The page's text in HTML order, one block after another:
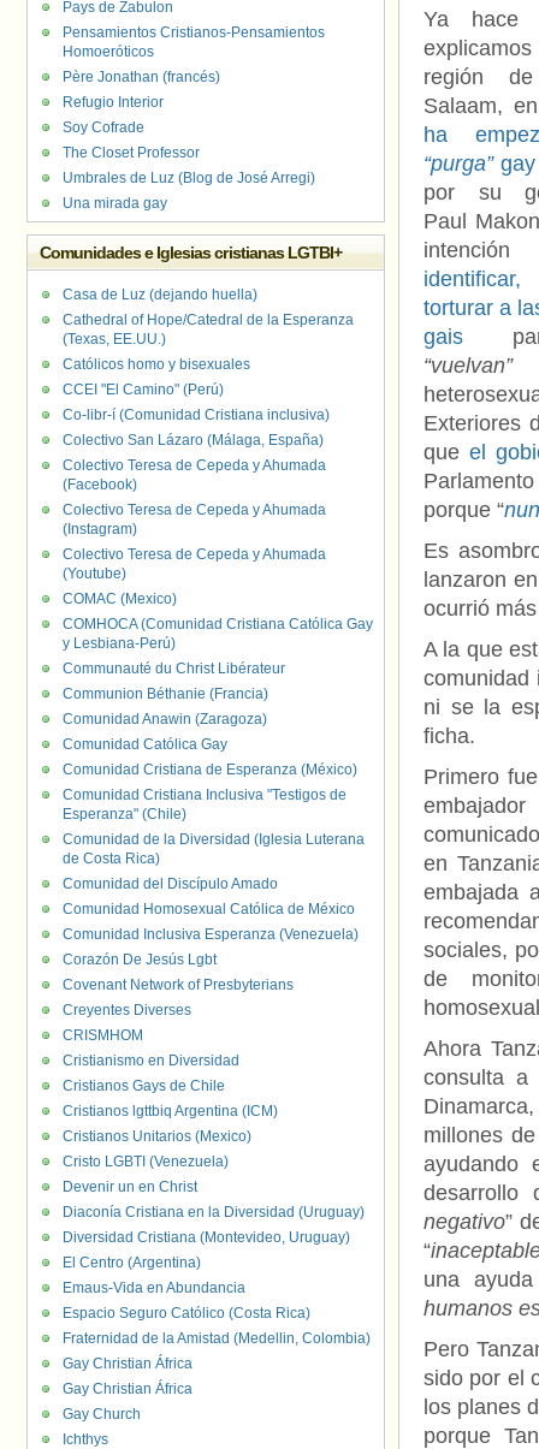
Ya hace
región
Salaam,
ha
“purga”gay
por su
Paul
torturar a
gais
“vuelvan”
Exteriores
queel
porque “
Es
lanzaron
ocurrió
A la que
comunidad
ni se la
ficha.
Primero
en
embajada
sociales,
de
Ahora
consulta
millones
ayudando
desarrollo
negativo”
“
una
humanos
Pero
sido por el
los planes
porque
Pays de Zabulon
Pensamientos Cristianos-Pensamientos
Homoeróticos
Père Jonathan (francés)
Refugio Interior
Soy Cofrade
The Closet Professor
Umbrales de Luz (Blog de José Arregi)
Una mirada gay
Comunidades e Iglesias cristianas LGTBI+
Casa de Luz (dejando huella)
Cathedral of Hope/Catedral de la Esperanza
(Texas, EE.UU.)
Católicos homo y bisexuales
CCEI "El Camino" (Perú)
Co-libr-í (Comunidad Cristiana inclusiva)
Colectivo San Lázaro (Málaga, España)
Colectivo Teresa de Cepeda y Ahumada
(Facebook)
Colectivo Teresa de Cepeda y Ahumada
(Instagram)
Colectivo Teresa de Cepeda y Ahumada
(Youtube)
COMAC (Mexico)
COMHOCA (Comunidad Cristiana Católica Gay
y Lesbiana-Perú)
Communauté du Christ Libérateur
Communion Béthanie (Francia)
Comunidad Anawin (Zaragoza)
Comunidad Católica Gay
Comunidad Cristiana de Esperanza (México)
Comunidad Cristiana Inclusiva "Testigos de
Esperanza" (Chile)
Comunidad de la Diversidad (Iglesia Luterana
de Costa Rica)
Comunidad del Discípulo Amado
Comunidad Homosexual Católica de México
Comunidad Inclusiva Esperanza (Venezuela)
Corazón De Jesús Lgbt
Covenant Network of Presbyterians
Creyentes Diverses
CRISMHOM
Cristianismo en Diversidad
Cristianos Gays de Chile
Cristianos lgttbiq Argentina (ICM)
Cristianos Unitarios (Mexico)
Cristo LGBTI (Venezuela)
Devenir un en Christ
Diaconía Cristiana en la Diversidad (Uruguay)
Diversidad Cristiana (Montevideo, Uruguay)
El Centro (Argentina)
Emaus-Vida en Abundancia
Espacio Seguro Católico (Costa Rica)
Fraternidad de la Amistad (Medellin, Colombia)
Gay Christian África
Gay Christian África
Gay Church
Ichthys